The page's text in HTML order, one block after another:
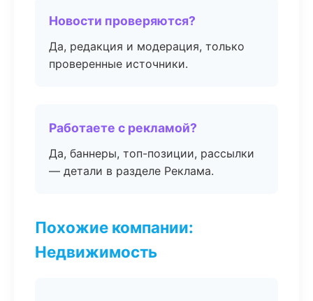
Новости проверяются?
Да, редакция и модерация, только
проверенные источники.
Работаете с рекламой?
Да, баннеры, топ-позиции, рассылки
— детали в разделе Реклама.
Похожие компании:
Недвижимость